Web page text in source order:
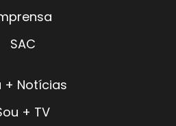
SAC
+ Notícias
+ TV